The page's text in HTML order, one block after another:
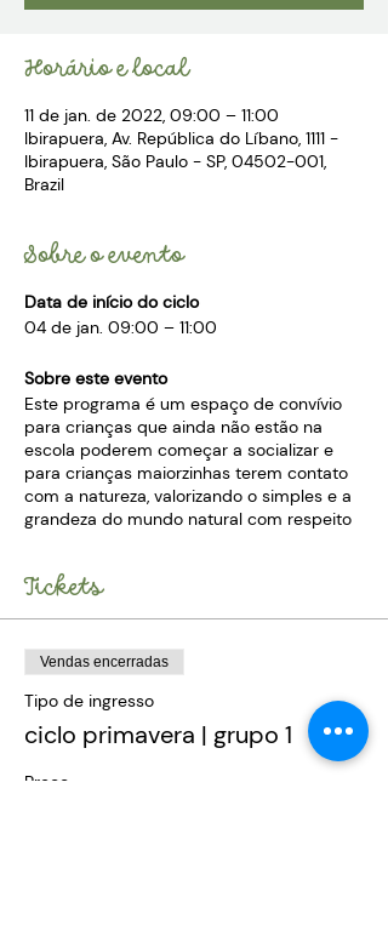
Horário e local
11 de jan. de 2022, 09:00 – 11:00
Ibirapuera, Av. República do Líbano, 1111 -
Ibirapuera, São Paulo - SP, 04502-001,
Brazil
Sobre o evento
Data de início do ciclo
04 de jan. 09:00 – 11:00
Sobre este evento
Este programa é um espaço de convívio
para crianças que ainda não estão na
escola poderem começar a socializar e
para crianças maiorzinhas terem contato
com a natureza, valorizando o simples e a
grandeza do mundo natural com respeito
encontros há um mix dessas idades.
vemos que os pais fazem trocas
Descrição do encontro
Tickets
Vendas encerradas
Tipo de ingresso
ciclo primavera | grupo 1
Preço